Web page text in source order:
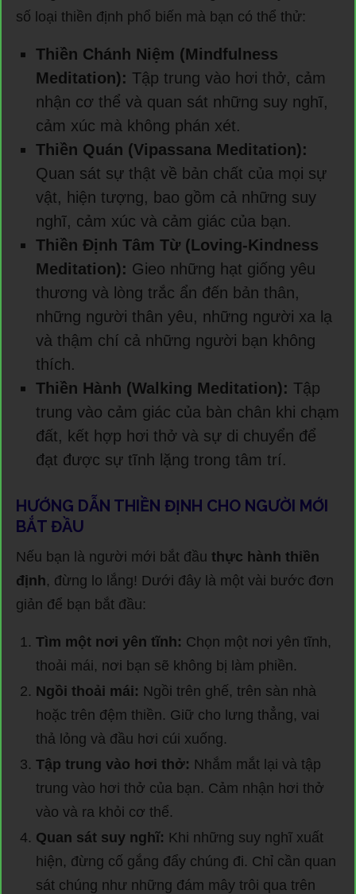
số loại thiền định phổ biến mà bạn có thể thử:
Thiền Chánh Niệm (Mindfulness
Meditation): Tập trung vào hơi thở, cảm
nhận cơ thể và quan sát những suy nghĩ,
cảm xúc mà không phán xét.
Thiền Quán (Vipassana Meditation):
Quan sát sự thật về bản chất của mọi sự
vật, hiện tượng, bao gồm cả những suy
nghĩ, cảm xúc và cảm giác của bạn.
Thiền Định Tâm Từ (Loving-Kindness
Meditation): Gieo những hạt giống yêu
thương và lòng trắc ẩn đến bản thân,
những người thân yêu, những người xa lạ
và thậm chí cả những người bạn không
thích.
Thiền Hành (Walking Meditation): Tập
trung vào cảm giác của bàn chân khi chạm
đất, kết hợp hơi thở và sự di chuyển để
đạt được sự tĩnh lặng trong tâm trí.
HƯỚNG DẪN THIỀN ĐỊNH CHO NGƯỜI MỚI
BẮT ĐẦU
Nếu bạn là người mới bắt đầu thực hành thiền
định, đừng lo lắng! Dưới đây là một vài bước đơn
giản để bạn bắt đầu:
Tìm một nơi yên tĩnh: Chọn một nơi yên tĩnh,
thoải mái, nơi bạn sẽ không bị làm phiền.
Ngồi thoải mái: Ngồi trên ghế, trên sàn nhà
hoặc trên đệm thiền. Giữ cho lưng thẳng, vai
thả lỏng và đầu hơi cúi xuống.
Tập trung vào hơi thở: Nhắm mắt lại và tập
trung vào hơi thở của bạn. Cảm nhận hơi thở
vào và ra khỏi cơ thể.
Quan sát suy nghĩ: Khi những suy nghĩ xuất
hiện, đừng cố gắng đẩy chúng đi. Chỉ cần quan
sát chúng như những đám mây trôi qua trên